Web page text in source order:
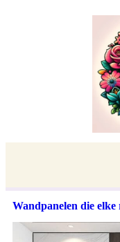
Wandpanelen die